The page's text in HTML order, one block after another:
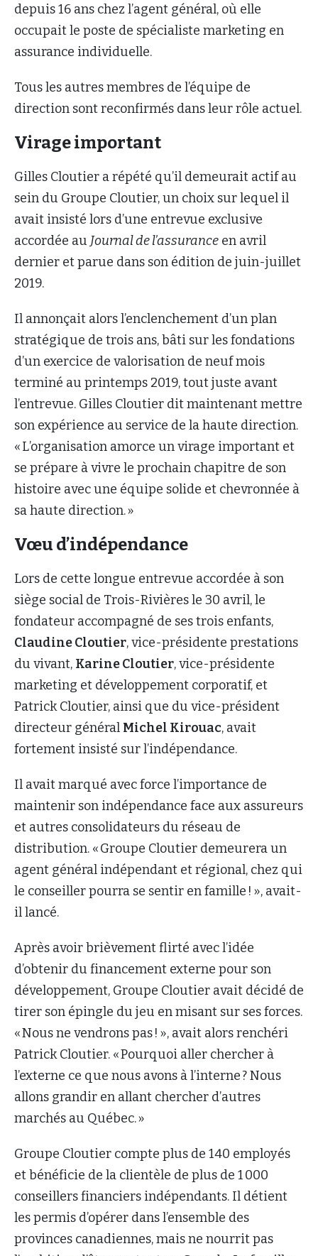
depuis 16 ans chez l’agent général, où elle
occupait le poste de spécialiste marketing en
assurance individuelle.
Tous les autres membres de l’équipe de
direction sont reconfirmés dans leur rôle actuel.
Virage important
Gilles Cloutier a répété qu’il demeurait actif au
sein du Groupe Cloutier, un choix sur lequel il
avait insisté lors d’une entrevue exclusive
accordée au Journal de l’assurance en avril
dernier et parue dans son édition de juin-juillet
2019.
Il annonçait alors l’enclenchement d’un plan
stratégique de trois ans, bâti sur les fondations
d’un exercice de valorisation de neuf mois
terminé au printemps 2019, tout juste avant
l’entrevue. Gilles Cloutier dit maintenant mettre
son expérience au service de la haute direction.
« L’organisation amorce un virage important et
se prépare à vivre le prochain chapitre de son
histoire avec une équipe solide et chevronnée à
sa haute direction. »
Vœu d’indépendance
Lors de cette longue entrevue accordée à son
siège social de Trois-Rivières le 30 avril, le
fondateur accompagné de ses trois enfants,
Claudine Cloutier, vice-présidente prestations
du vivant, Karine Cloutier, vice-présidente
marketing et développement corporatif, et
Patrick Cloutier, ainsi que du vice-président
directeur général Michel Kirouac, avait
fortement insisté sur l’indépendance.
Il avait marqué avec force l’importance de
maintenir son indépendance face aux assureurs
et autres consolidateurs du réseau de
distribution. « Groupe Cloutier demeurera un
agent général indépendant et régional, chez qui
le conseiller pourra se sentir en famille ! », avait-
il lancé.
Après avoir brièvement flirté avec l’idée
d’obtenir du financement externe pour son
développement, Groupe Cloutier avait décidé de
tirer son épingle du jeu en misant sur ses forces.
« Nous ne vendrons pas ! », avait alors renchéri
Patrick Cloutier. « Pourquoi aller chercher à
l’externe ce que nous avons à l’interne ? Nous
allons grandir en allant chercher d’autres
marchés au Québec. »
Groupe Cloutier compte plus de 140 employés
et bénéficie de la clientèle de plus de 1 000
conseillers financiers indépendants. Il détient
les permis d’opérer dans l’ensemble des
provinces canadiennes, mais ne nourrit pas